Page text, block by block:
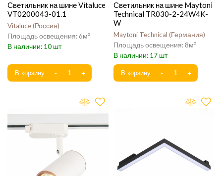
Светильник на шине Vitaluce
VT0200043-01.1
Vitaluce Россия
6
10
Светильник на шине Maytoni
Technical TR030-2-24W4K-
W
Maytoni Technical Германия
8
17